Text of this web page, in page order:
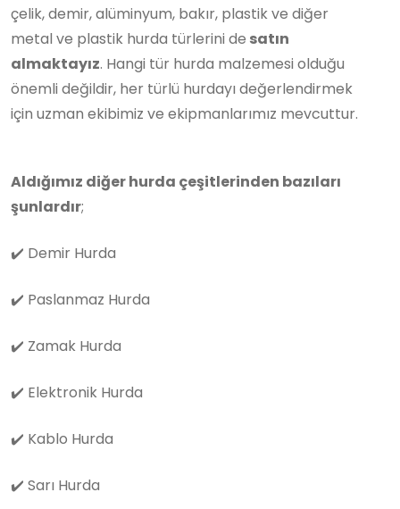
çelik, demir, alüminyum, bakır, plastik ve diğer
metal ve plastik hurda türlerini de satın
almaktayız. Hangi tür hurda malzemesi olduğu
önemli değildir, her türlü hurdayı değerlendirmek
için uzman ekibimiz ve ekipmanlarımız mevcuttur.
Aldığımız diğer hurda çeşitlerinden bazıları
şunlardır;
✔️ Demir Hurda
✔️ Paslanmaz Hurda
✔️ Zamak Hurda
✔️ Elektronik Hurda
✔️ Kablo Hurda
✔️ Sarı Hurda